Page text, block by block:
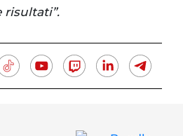
risultati”.